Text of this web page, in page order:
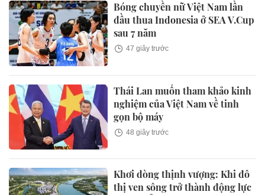
Bóng chuyền nữ Việt Nam lần
đầu thua Indonesia ở SEA V.Cup
sau 7 năm
47 giây trước
Thái Lan muốn tham khảo kinh
nghiệm của Việt Nam về tinh
gọn bộ máy
48 giây trước
Khơi dòng thịnh vượng: Khi đô
thị ven sông trở thành động lực